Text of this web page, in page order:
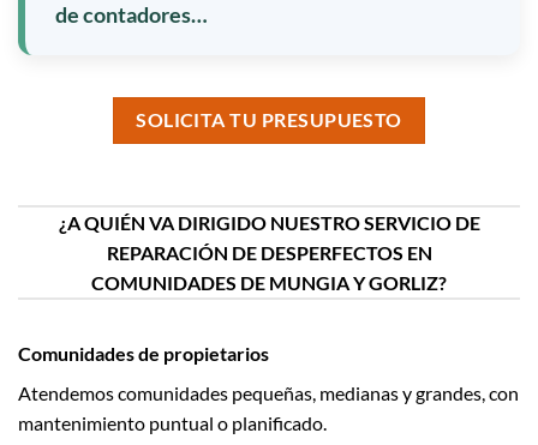
de contadores…
SOLICITA TU PRESUPUESTO
¿A QUIÉN VA DIRIGIDO NUESTRO SERVICIO DE
REPARACIÓN DE DESPERFECTOS EN
COMUNIDADES DE MUNGIA Y GORLIZ?
Comunidades de propietarios
Atendemos comunidades pequeñas, medianas y grandes, con
mantenimiento puntual o planificado.